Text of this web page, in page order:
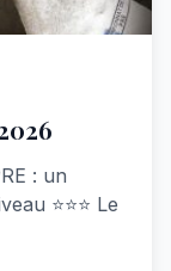
: un
⭐⭐⭐ Le